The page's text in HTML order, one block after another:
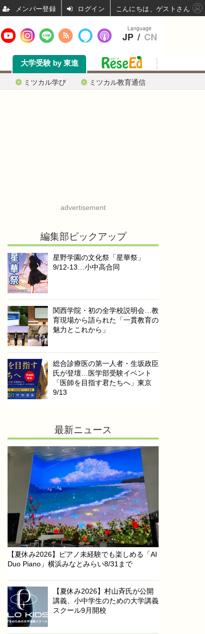
ミツカル学び ミツカル教育通信
大学受験 by 東進
advertisement
編集部ピックアップ
星野学園の文化祭「星華祭」
9/12-13…小中高合同
関西学院・初の全学校説明会…教
育現場から語られた「一貫教育の
魅力とこれから」
総合診療医の第一人者・生坂政臣
氏が登壇…医学部受験イベント
「医師を目指す君たちへ」東京
9/13
最新ニュース
【夏休み2026】ピアノ未経験でも楽しめる「AI
Duo Piano」横浜みなとみらい8/31まで
【夏休み2026】村山斉氏が公開
講義、小中学生のための大学講義
スクール9月開校
Language
JP / CN
ログイン こんにちは、ゲストさん